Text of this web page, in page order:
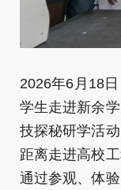
2026年6月18
学生走进新余
技探秘研学活
距离走进高校
通过参观、体